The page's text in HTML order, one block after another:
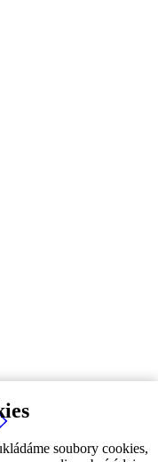
soubory cookies,